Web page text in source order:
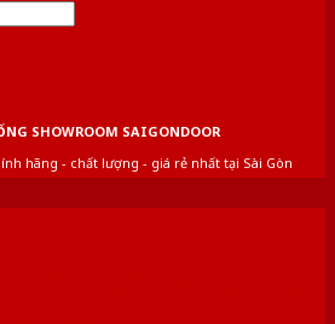
SHOWROOM SAIGONDOOR
hãng - chất lượng - giá rẻ nhất tại Sài Gòn